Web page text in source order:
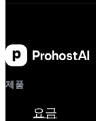
제품
요금